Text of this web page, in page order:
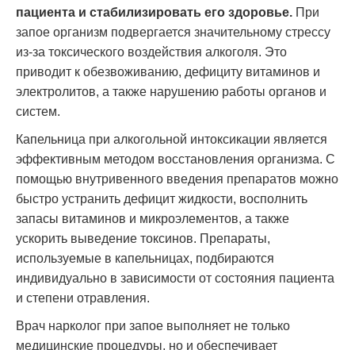
пациента и стабилизировать его здоровье. При
запое организм подвергается значительному стрессу
из-за токсического воздействия алкоголя. Это
приводит к обезвоживанию, дефициту витаминов и
электролитов, а также нарушению работы органов и
систем.
Капельница при алкогольной интоксикации является
эффективным методом восстановления организма. С
помощью внутривенного введения препаратов можно
быстро устранить дефицит жидкости, восполнить
запасы витаминов и микроэлементов, а также
ускорить выведение токсинов. Препараты,
используемые в капельницах, подбираются
индивидуально в зависимости от состояния пациента
и степени отравления.
Врач нарколог при запое выполняет не только
медицинские процедуры, но и обеспечивает